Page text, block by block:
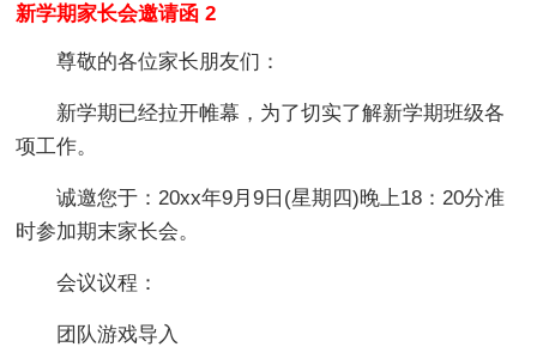
新学期家长会邀请函 2
尊敬的各位家长朋友们：
新学期已经拉开帷幕，为了切实了解新学期班级各
项工作。
诚邀您于：20xx年9月9日(星期四)晚上18：20分准
时参加期末家长会。
会议议程：
团队游戏导入